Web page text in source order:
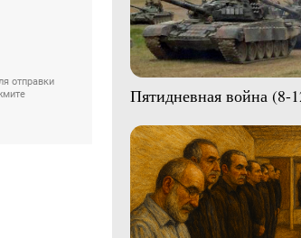
отправки
Пятидневная война (8-